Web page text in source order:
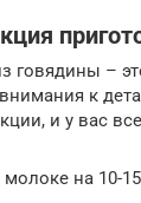
говядины –
к
и у вас
на 10-